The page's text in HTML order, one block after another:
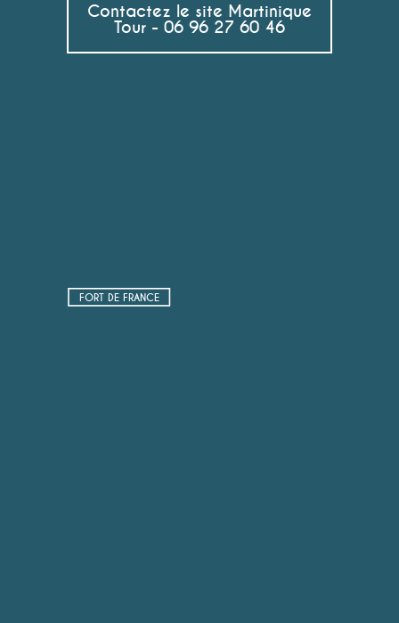
Contactez le site Martinique
Tour - 06 96 27 60 46
FORT DE FRANCE